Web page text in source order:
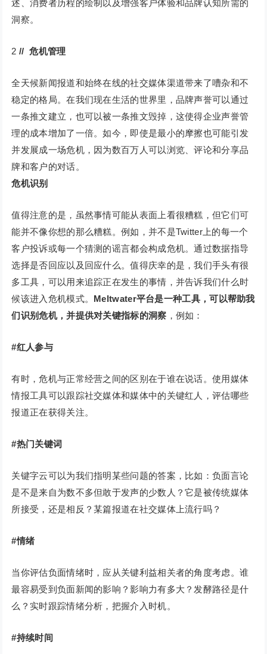
述、消费者历程的绘制以及增强客户体验和品牌认知所需的
洞察。
2// 危机管理
全天候新闻报道和始终在线的社交媒体渠道带来了嘈杂和不
稳定的格局。在我们现在生活的世界里，品牌声誉可以通过
一条推文建立，也可以被一条推文毁掉，这使得企业声誉管
理的成本增加了一倍。如今，即使是最小的摩擦也可能引发
并发展成一场危机，因为数百万人可以浏览、评论和分享品
牌和客户的对话。
危机识别
值得注意的是，虽然事情可能从表面上看很糟糕，但它们可
能并不像你想的那么糟糕。例如，并不是Twitter上的每一个
客户投诉或每一个猜测的谣言都会构成危机。通过数据指导
选择是否回应以及回应什么。值得庆幸的是，我们手头有很
多工具，可以用来追踪正在发生的事情，并告诉我们什么时
候该进入危机模式。 Meltwater平台是一种工具，可以帮助我
们识别危机，并提供对关键指标的洞察 ，例如：
#红人参与
有时，危机与正常经营之间的区别在于谁在说话。使用媒体
情报工具可以跟踪社交媒体和媒体中的关键红人，评估哪些
报道正在获得关注。
#热门关键词
关键字云可以为我们指明某些问题的答案，比如：负面言论
是不是来自为数不多但敢于发声的少数人？它是被传统媒体
所接受，还是相反？某篇报道在社交媒体上流行吗？
#情绪
当你评估负面情绪时，应从关键利益相关者的角度考虑。谁
最容易受到负面新闻的影响？影响力有多大？发酵路径是什
么？实时跟踪情绪分析，把握介入时机。
#持续时间